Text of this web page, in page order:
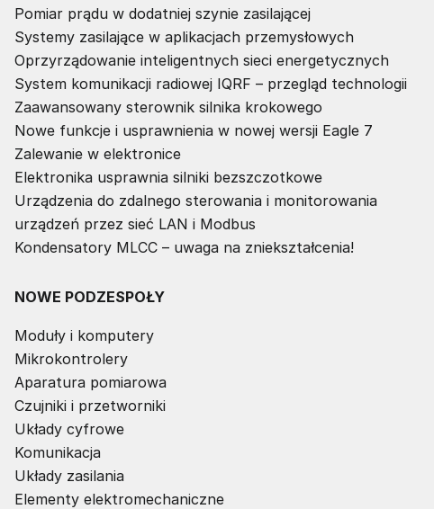
Pomiar prądu w dodatniej szynie zasilającej
Systemy zasilające w aplikacjach przemysłowych
Oprzyrządowanie inteligentnych sieci energetycznych
System komunikacji radiowej IQRF – przegląd technologii
Zaawansowany sterownik silnika krokowego
Nowe funkcje i usprawnienia w nowej wersji Eagle 7
Zalewanie w elektronice
Elektronika usprawnia silniki bezszczotkowe
Urządzenia do zdalnego sterowania i monitorowania
urządzeń przez sieć LAN i Modbus
Kondensatory MLCC – uwaga na zniekształcenia!
NOWE PODZESPOŁY
Moduły i komputery
Mikrokontrolery
Aparatura pomiarowa
Czujniki i przetworniki
Układy cyfrowe
Komunikacja
Układy zasilania
Elementy elektromechaniczne